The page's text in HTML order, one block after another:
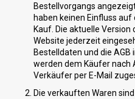
Bestellvorgangs
haben keinen Einfluss
Kauf. Die aktuelle
Website jederzeit
Bestelldaten und die AGB
werden dem Käufer nach
Verkäufer per E-Mail
Die verkauften Waren